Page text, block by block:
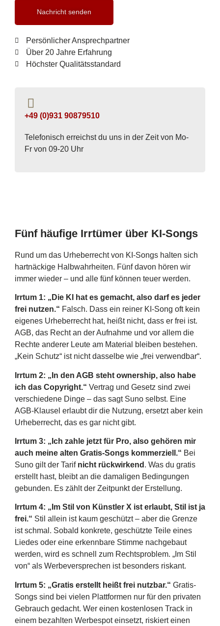
Nachricht senden
Persönlicher Ansprechpartner
Über 20 Jahre Erfahrung
Höchster Qualitätsstandard
+49 (0)931 90879510
Telefonisch erreichst du uns in der Zeit von Mo-
Fr von 09-20 Uhr
Fünf häufige Irrtümer über KI-Songs
Rund um das Urheberrecht von KI-Songs halten sich
hartnäckige Halbwahrheiten. Fünf davon hören wir
immer wieder – und alle fünf können teuer werden.
Irrtum 1: „Die KI hat es gemacht, also darf es jeder
frei nutzen.“ Falsch. Dass ein reiner KI-Song oft kein
eigenes Urheberrecht hat, heißt nicht, dass er frei ist.
AGB, das Recht an der Aufnahme und vor allem die
Rechte anderer Leute am Material bleiben bestehen.
„Kein Schutz“ ist nicht dasselbe wie „frei verwendbar“.
Irrtum 2: „In den AGB steht ownership, also habe
ich das Copyright.“ Vertrag und Gesetz sind zwei
verschiedene Dinge – das sagt Suno selbst. Eine
AGB-Klausel erlaubt dir die Nutzung, ersetzt aber kein
Urheberrecht, das es gar nicht gibt.
Irrtum 3: „Ich zahle jetzt für Pro, also gehören mir
auch meine alten Gratis-Songs kommerziell.“ Bei
Suno gilt der Tarif nicht rückwirkend . Was du gratis
erstellt hast, bleibt an die damaligen Bedingungen
gebunden. Es zählt der Zeitpunkt der Erstellung.
Irrtum 4: „Im Stil von Künstler X ist erlaubt, Stil ist ja
frei.“ Stil allein ist kaum geschützt – aber die Grenze
ist schmal. Sobald konkrete, geschützte Teile eines
Liedes oder eine erkennbare Stimme nachgebaut
werden, wird es schnell zum Rechtsproblem. „Im Stil
von“ als Werbeversprechen ist besonders riskant.
Irrtum 5: „Gratis erstellt heißt frei nutzbar.“ Gratis-
Songs sind bei vielen Plattformen nur für den privaten
Gebrauch gedacht. Wer einen kostenlosen Track in
einem bezahlten Werbespot einsetzt, riskiert einen